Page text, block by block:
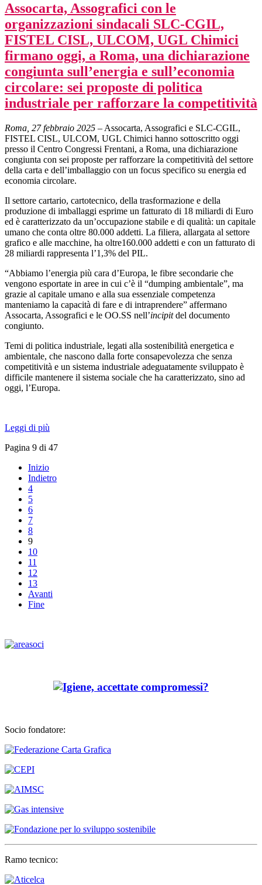
Assocarta, Assografici con le
organizzazioni sindacali SLC-CGIL,
FISTEL CISL, ULCOM, UGL Chimici
firmano oggi, a Roma, una dichiarazione
congiunta sull’energia e sull’economia
circolare: sei proposte di politica
industriale per rafforzare la competitività
Roma, 27 febbraio 2025 – Assocarta, Assografici e SLC-CGIL,
FISTEL CISL, ULCOM, UGL Chimici hanno sottoscritto oggi
presso il Centro Congressi Frentani, a Roma, una dichiarazione
congiunta con sei proposte per rafforzare la competitività del settore
della carta e dell’imballaggio con un focus specifico su energia ed
economia circolare.
Il settore cartario, cartotecnico, della trasformazione e della
produzione di imballaggi esprime un fatturato di 18 miliardi di Euro
ed è caratterizzato da un’occupazione stabile e di qualità: un capitale
umano che conta oltre 80.000 addetti. La filiera, allargata al settore
grafico e alle macchine, ha oltre160.000 addetti e con un fatturato di
28 miliardi rappresenta l’1,3% del PIL.
“Abbiamo l’energia più cara d’Europa, le fibre secondarie che
vengono esportate in aree in cui c’è il “dumping ambientale”, ma
grazie al capitale umano e alla sua essenziale competenza
manteniamo la capacità di fare e di intraprendere” affermano
Assocarta, Assografici e le OO.SS nell’incipitdel documento
congiunto.
Temi di politica industriale, legati alla sostenibilità energetica e
ambientale, che nascono dalla forte consapevolezza che senza
competitività e un sistema industriale adeguatamente sviluppato è
difficile mantenere il sistema sociale che ha caratterizzato, sino ad
oggi, l’Europa.
Leggi di più
Pagina 9 di 47
Inizio
Indietro
4
5
6
7
8
9
10
11
12
13
Avanti
Fine
Socio fondatore:
Ramo tecnico: